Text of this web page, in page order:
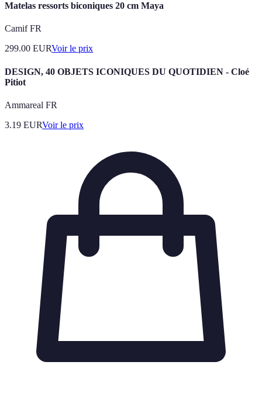
Matelas ressorts biconiques 20 cm Maya
Camif FR
299.00 EURVoir le prix
DESIGN, 40 OBJETS ICONIQUES DU QUOTIDIEN - Cloé
Pitiot
Ammareal FR
3.19 EURVoir le prix